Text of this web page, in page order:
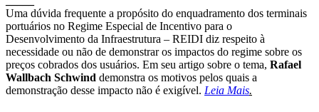
Uma dúvida frequente a propósito do enquadramento dos terminais
portuários no Regime Especial de Incentivo para o
Desenvolvimento da Infraestrutura – REIDI diz respeito à
necessidade ou não de demonstrar os impactos do regime sobre os
preços cobrados dos usuários. Em seu artigo sobre o tema, Rafael
Wallbach Schwind demonstra os motivos pelos quais a
demonstração desse impacto não é exigível. Leia Mais.